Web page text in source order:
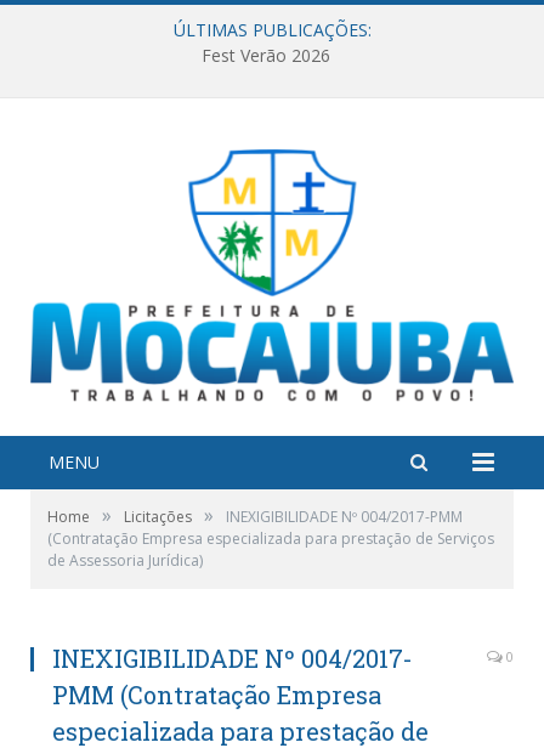
ÚLTIMAS PUBLICAÇÕES:
Fest Verão 2026
MENU
Home » Licitações »
INEXIGIBILIDADE Nº 004/2017-PMM
(Contratação Empresa especializada para prestação de Serviços
de Assessoria Jurídica)
INEXIGIBILIDADE Nº 004/2017-
PMM (Contratação Empresa
especializada para prestação de
0